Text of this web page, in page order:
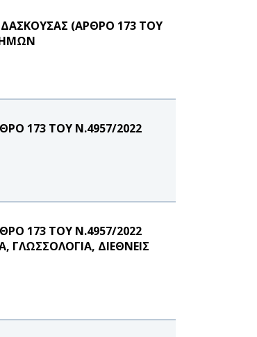
(ΑΡΘΡΟ 173 ΤΟΥ
173 ΤΟΥ Ν.4957/2022
173 ΤΟΥ Ν.4957/2022
ΔΙΕΘΝΕΙΣ